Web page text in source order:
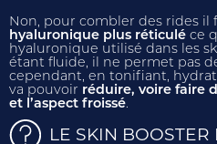
Non, pour combler des rides il
hyaluronique plus réticulé ce
hyaluronique utilisé dans les
étant fluide, il ne permet pas
cependant, en tonifiant,
va pouvoir réduire, voire faire
et l’aspect froissé.
LE SKIN BOOSTER